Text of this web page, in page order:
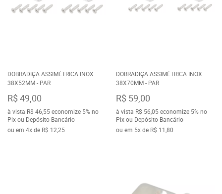
DOBRADIÇA ASSIMÉTRICA INOX
38X52MM - PAR
R$ 49,00
à vista R$ 46,55economize 5%no
Pix ou Depósito Bancário
ou em 4xde R$ 12,25
DOBRADIÇA ASSIMÉTRICA INOX
38X70MM - PAR
R$ 59,00
à vista R$ 56,05economize 5%no
Pix ou Depósito Bancário
ou em 5xde R$ 11,80